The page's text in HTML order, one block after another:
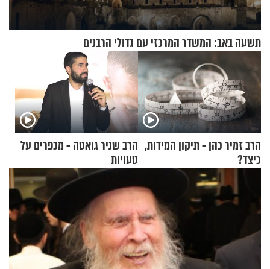
תשעה באב: המשדר המרכזי עם גדולי הרבנים
הרב זמיר כהן - תיקון המידות,
כיצד?
הרב שניר גואטה - מכפרים על
טעויות